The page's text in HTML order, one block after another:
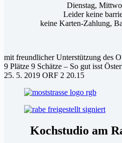
Dienstag,
Leider keine
keine Karten-Zahlung,
mit freundlicher Unterstützung des
9 Plätze 9 Schätze – So gut isst
25. 5. 2019 ORF 2 20.15
Kochstudio am